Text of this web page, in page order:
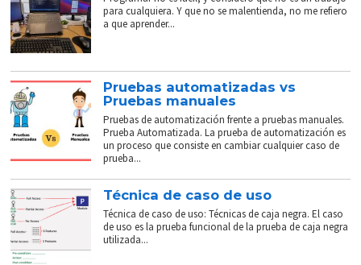
para cualquiera. Y que no se malentienda, no me refiero
a que aprender...
Pruebas automatizadas vs
Pruebas manuales
Pruebas de automatización frente a pruebas manuales.
Prueba Automatizada. La prueba de automatización es
un proceso que consiste en cambiar cualquier caso de
prueba...
Técnica de caso de uso
Técnica de caso de uso: Técnicas de caja negra. El caso
de uso es la prueba funcional de la prueba de caja negra
utilizada...